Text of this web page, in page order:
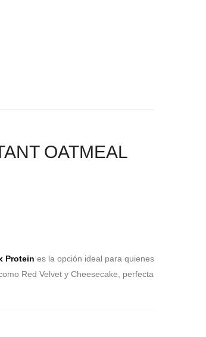
OATMEAL
Protein es la opción ideal para quienes
Red Velvet y Cheesecake, perfecta